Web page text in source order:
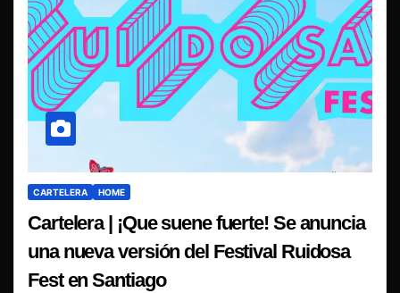
CARTELERA HOME
Cartelera | ¡Que suene fuerte! Se anuncia
una nueva versión del Festival Ruidosa
Fest en Santiago